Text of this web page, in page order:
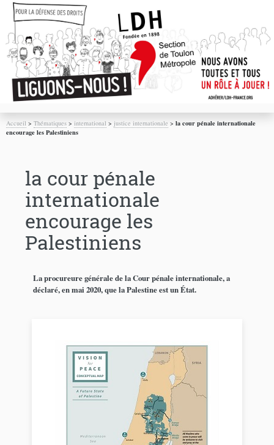
Accueil >Thématiques > international > justice internationale >la cour pénale internationale
encourage les Palestiniens
la cour pénale
internationale
encourage les
Palestiniens
La procureure générale de la Cour pénale internationale, a
déclaré, en mai 2020, que la Palestine est un État.